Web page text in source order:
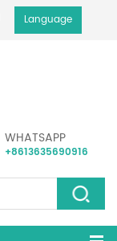
Language
WHATSAPP
+8613635690916